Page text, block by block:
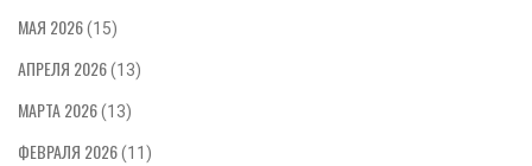
МАЯ 2026(15)
АПРЕЛЯ 2026(13)
МАРТА 2026(13)
ФЕВРАЛЯ 2026(11)